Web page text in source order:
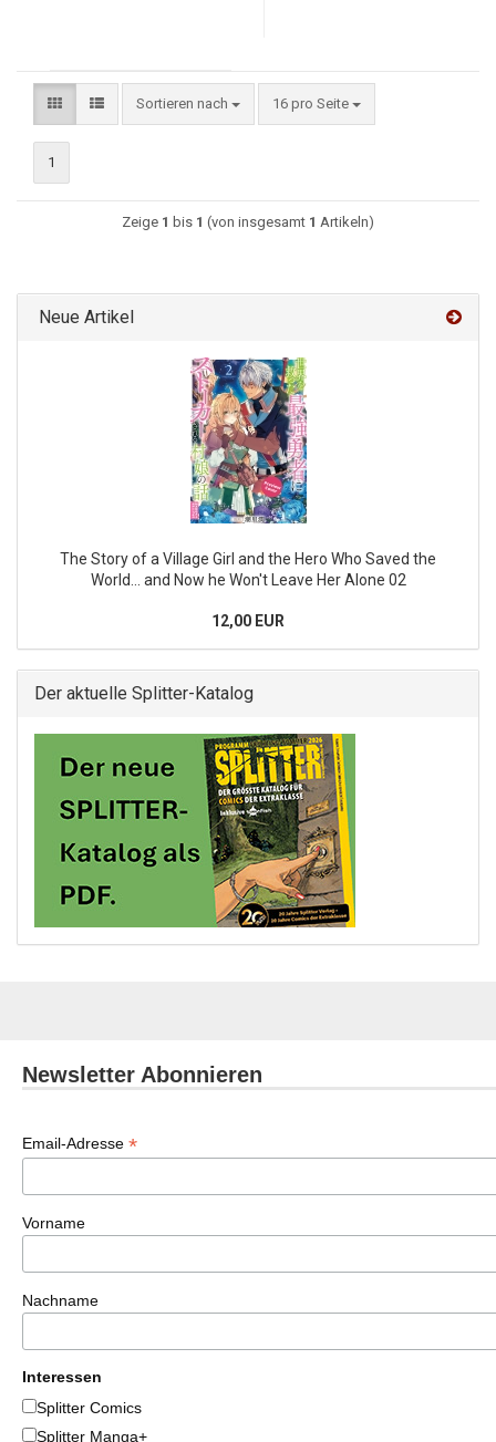
Sortieren nach 16 pro Seite
1
Zeige 1 bis 1 (von insgesamt 1 Artikeln)
Neue Artikel
The Story of a Village Girl and the Hero Who Saved the
World... and Now he Won't Leave Her Alone 02
12,00 EUR
Der aktuelle Splitter-Katalog
Newsletter Abonnieren
Email-Adresse *
Vorname
Nachname
Interessen
Splitter Comics
Splitter Manga+